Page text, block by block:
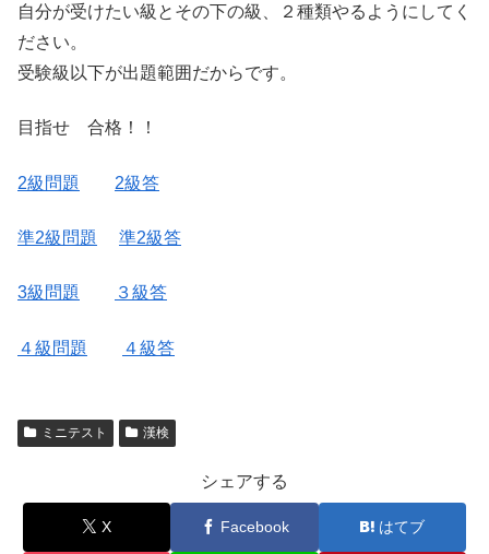
自分が受けたい級とその下の級、２種類やるようにしてく
ださい。
受験級以下が出題範囲だからです。
目指せ 合格！！
2級問題 2級答
準2級問題 準2級答
3級問題 ３級答
４級問題 ４級答
ミニテスト 漢検
シェアする
X Facebook はてブ